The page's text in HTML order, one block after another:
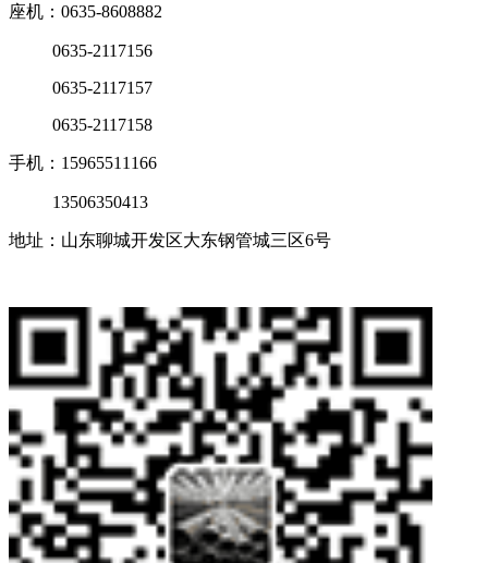
座机：0635-8608882
0635-2117156
0635-2117157
0635-2117158
手机：15965511166
13506350413
地址：山东聊城开发区大东钢管城三区6号